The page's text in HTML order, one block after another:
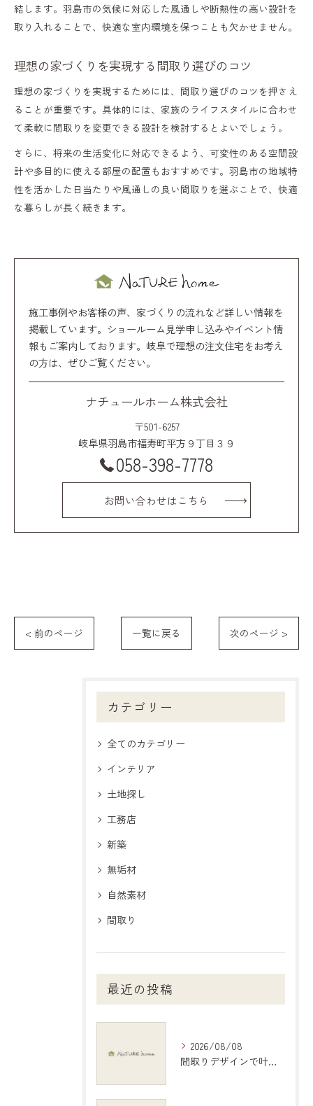
結します。羽島市の気候に対応した風通しや断熱性の高い設計を
取り入れることで、快適な室内環境を保つことも欠かせません。
理想の家づくりを実現する間取り選びのコツ
理想の家づくりを実現するためには、間取り選びのコツを押さえ
ることが重要です。具体的には、家族のライフスタイルに合わせ
て柔軟に間取りを変更できる設計を検討するとよいでしょう。
さらに、将来の生活変化に対応できるよう、可変性のある空間設
計や多目的に使える部屋の配置もおすすめです。羽島市の地域特
性を活かした日当たりや風通しの良い間取りを選ぶことで、快適
な暮らしが長く続きます。
施工事例やお客様の声、家づくりの流れなど詳しい情報を
掲載しています。ショールーム見学申し込みやイベント情
報もご案内しております。岐阜で理想の注文住宅をお考え
の方は、ぜひご覧ください。
ナチュールホーム株式会社
〒501-6257
岐阜県羽島市福寿町平方９丁目３９
058-398-7778
お問い合わせはこちら
< 前のページ 一覧に戻る 次のページ >
カテゴリー
全てのカテゴリー
インテリア
土地探し
工務店
新築
無垢材
自然素材
間取り
最近の投稿
2026/08/08
間取りデザインで叶える理想の住まいづくり完全ガイド岐阜県羽島市編